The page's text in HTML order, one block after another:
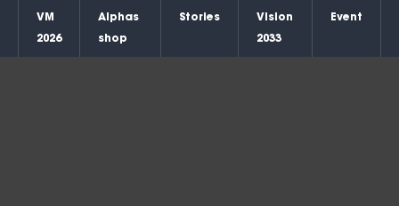
VM
2026
Alphas
shop
Stories
Vision
2033
Event